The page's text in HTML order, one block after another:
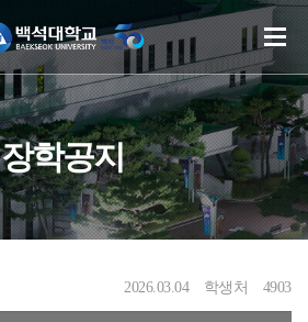
장학공지
2026.03.04 학생처 4903